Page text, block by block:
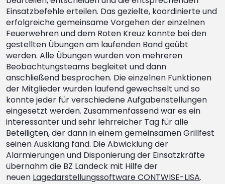
Einsatzbefehle erteilen. Das gezielte, koordinierte und
erfolgreiche gemeinsame Vorgehen der einzelnen
Feuerwehren und dem Roten Kreuz konnte bei den
gestellten Übungen am laufenden Band geübt
werden. Alle Übungen wurden von mehreren
Beobachtungsteams begleitet und dann
anschließend besprochen. Die einzelnen Funktionen
der Mitglieder wurden laufend gewechselt und so
konnte jeder für verschiedene Aufgabenstellungen
eingesetzt werden. Zusammenfassend war es ein
interessanter und sehr lehrreicher Tag für alle
Beteiligten, der dann in einem gemeinsamen Grillfest
seinen Ausklang fand. Die Abwicklung der
Alarmierungen und Disponierung der Einsatzkräfte
übernahm die BZ Landeck mit Hilfe der
neuen Lagedarstellungssoftware CONTWISE-LISA.